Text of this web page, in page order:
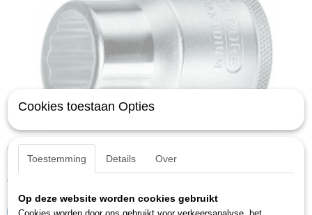
Gedore D 32 1.1/4AF (6274530)
Dopsleutel 3/4" UD…
€ 19,54
IN WINKELWAGEN
Cookies toestaan Opties
Toestemming Details Over
Op deze website worden cookies gebruikt